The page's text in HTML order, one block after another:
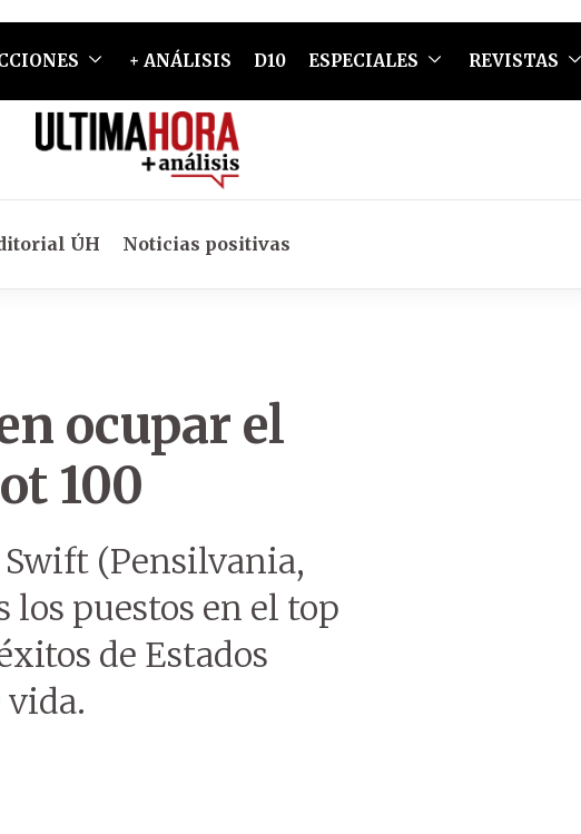
+ ANÁLISIS D10 ESPECIALES REVISTAS
ÚH Noticias positivas
ocupar el
100
(Pensilvania,
los puestos en el top
de Estados
vida.